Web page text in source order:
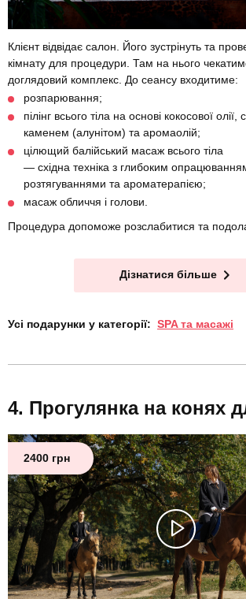
Клієнт відвідає салон. Його зустрінуть та
кімнату для процедури. Там на нього
доглядовий комплекс. До сеансу входитиме:
розпарювання;
пілінг всього тіла на основі кокосової
каменем (алунітом) та аромаолій;
цілющий балійський масаж всього тіла
— східна техніка з глибоким
розтягуваннями та ароматерапією;
масаж обличчя і голови.
Процедура допоможе розслабитися та
Дізнатися більше
Усі подарунки у категорії: SPA та масажі
Прогулянка на конях
2400 грн